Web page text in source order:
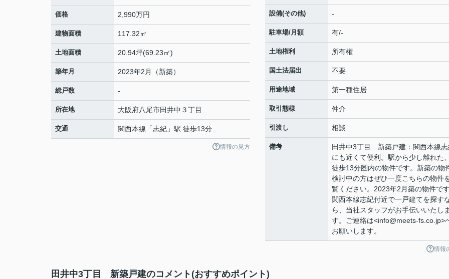
価格 2,990万円
建物面積 117.32㎡
土地面積 20.94坪(69.23㎡)
築年月 2023年2月（新築）
総戸数 -
所在地 大阪府八尾市田井中 ３丁目
交通 関西本線 「志紀 」駅 徒歩13分
情報の見方
設備(その他) -
駐車場/月額 有/-
土地権利 所有権
国土法届出 不要
用途地域 第一種住居
取引態様 仲介
引渡し 相談
備考
田井中3丁目 新築戸建：関西本線
にも近くて便利。駅から少し離れた
徒歩13分圏内の物件です。新築の物
検討中の方はぜひ一度こちらの物件
覧ください。2023年2月築の物件です
関西本線志紀付近で一戸建てを探す
ら、当社スタッフがお手伝いいたしま
す。ご連絡は<info@meets-fs.co.jp>
お願いします。
情報
田井中3丁目 新築戸建のコメント(おすすめポイント)